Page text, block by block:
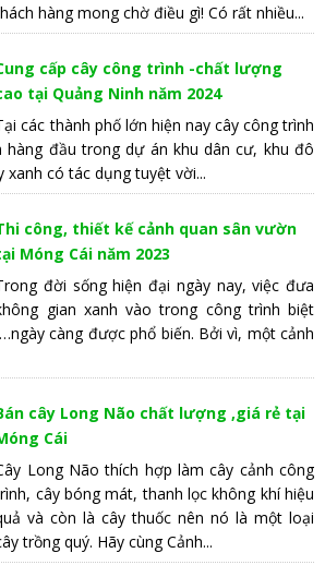
hàng mong chờ điều gì! Có rất nhiều...
cấp cây công trình -chất lượng
tại Quảng Ninh năm 2024
các thành phố lớn hiện nay cây công trình
hàng đầu trong dự án khu dân cư, khu đô
xanh có tác dụng tuyệt vời...
công, thiết kế cảnh quan sân vườn
Móng Cái năm 2023
đời sống hiện đại ngày nay, việc đưa
gian xanh vào trong công trình biệt
càng được phổ biến. Bởi vì, một cảnh
cây Long Não chất lượng ,giá rẻ tại
Cái
Long Não thích hợp làm cây cảnh công
cây bóng mát, thanh lọc không khí hiệu
và còn là cây thuốc nên nó là một loại
trồng quý. Hãy cùng Cảnh...